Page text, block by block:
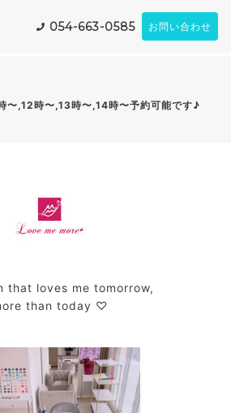
054-663-0585 お問い合わせ
〜,12時〜,13時〜,14時〜予約可能です♪
that loves me tomorrow,
than today ♡